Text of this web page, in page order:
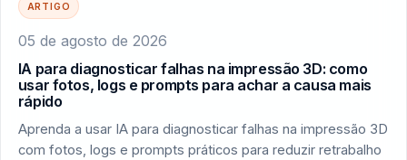
ARTIGO
05 de agosto de 2026
IA para diagnosticar falhas na impressão 3D: como
usar fotos, logs e prompts para achar a causa mais
rápido
Aprenda a usar IA para diagnosticar falhas na impressão 3D
com fotos, logs e prompts práticos para reduzir retrabalho